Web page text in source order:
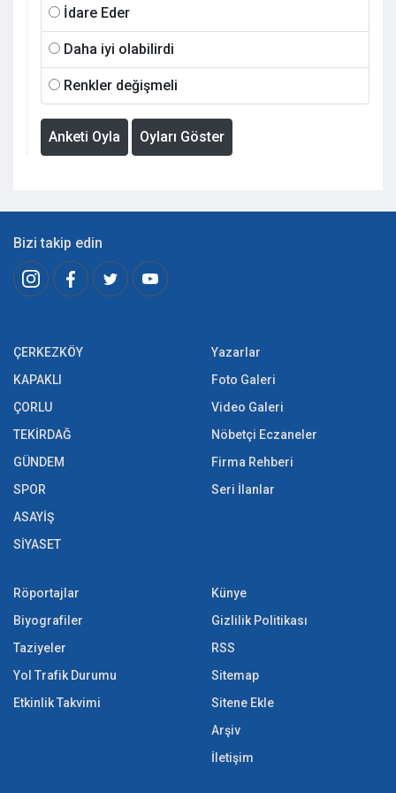
İdare Eder
Daha iyi olabilirdi
Renkler değişmeli
Anketi Oyla Oyları Göster
Bizi takip edin
ÇERKEZKÖY
KAPAKLI
ÇORLU
TEKİRDAĞ
GÜNDEM
SPOR
ASAYİŞ
SİYASET
Yazarlar
Foto Galeri
Video Galeri
Nöbetçi Eczaneler
Firma Rehberi
Seri İlanlar
Röportajlar
Biyografiler
Taziyeler
Yol Trafik Durumu
Etkinlik Takvimi
Künye
Gizlilik Politikası
RSS
Sitemap
Sitene Ekle
Arşiv
İletişim